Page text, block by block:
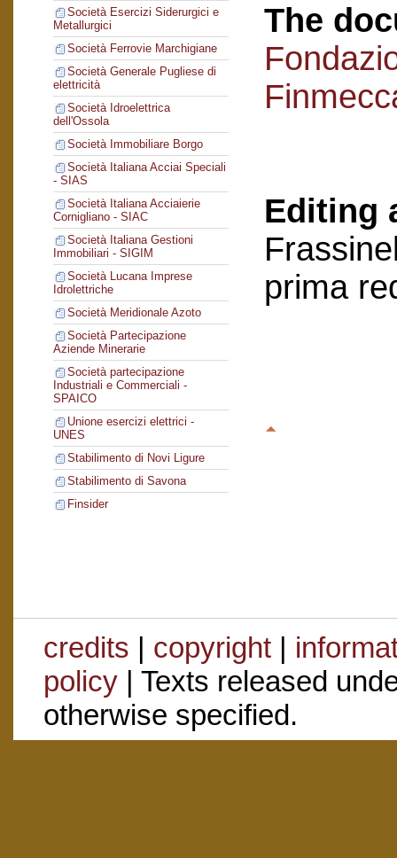
Società Esercizi Siderurgici e
Metallurgici
Società Ferrovie Marchigiane
Società Generale Pugliese di
elettricità
Società Idroelettrica
dell'Ossola
Società Immobiliare Borgo
Società Italiana Acciai Speciali
- SIAS
Società Italiana Acciaierie
Cornigliano - SIAC
Società Italiana Gestioni
Immobiliari - SIGIM
Società Lucana Imprese
Idrolettriche
Società Meridionale Azoto
Società Partecipazione
Aziende Minerarie
Società partecipazione
Industriali e Commerciali -
SPAICO
Unione esercizi elettrici -
UNES
Stabilimento di Novi Ligure
Stabilimento di Savona
Finsider
The
Editing
prima
credits | copyright|
policy| Texts released
otherwise specified.